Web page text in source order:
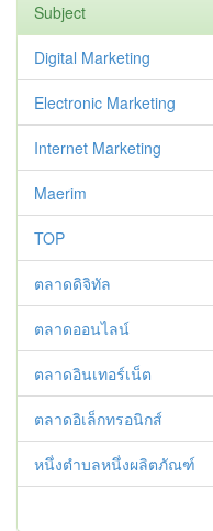
Subject
Digital Marketing
Electronic Marketing
Internet Marketing
Maerim
TOP
ตลาดดิจิทัล
ตลาดออนไลน์
ตลาดอินเทอร์เน็ต
ตลาดอิเล็กทรอนิกส์
หนึ่งตำบลหนึ่งผลิตภัณฑ์